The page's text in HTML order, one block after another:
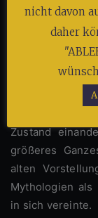
Meisterschaft,
Erleuchtung
Zustand
größeres
alten
Mythologien
in sich vereinte.
nicht davon
daher